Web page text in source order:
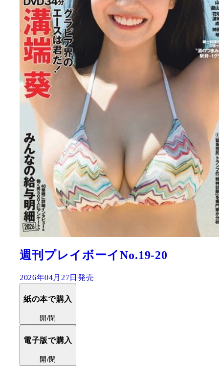
週刊プレイボーイNo.19-20
2026年04月27日発売
紙の本で購入
開/閉
電子版で購入
開/閉